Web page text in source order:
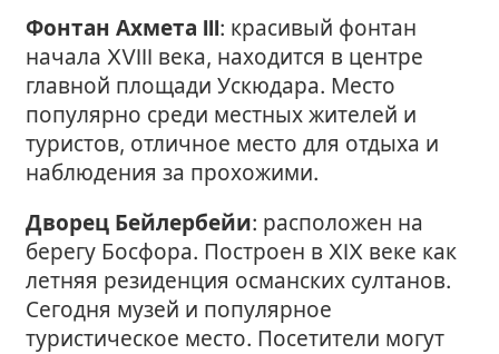
Фонтан Ахмета III: красивый фонтан
начала XVIII века, находится в центре
главной площади Ускюдара. Место
популярно среди местных жителей и
туристов, отличное место для отдыха и
наблюдения за прохожими.
Дворец Бейлербейи: расположен на
берегу Босфора. Построен в XIX веке как
летняя резиденция османских султанов.
Сегодня музей и популярное
туристическое место. Посетители могут